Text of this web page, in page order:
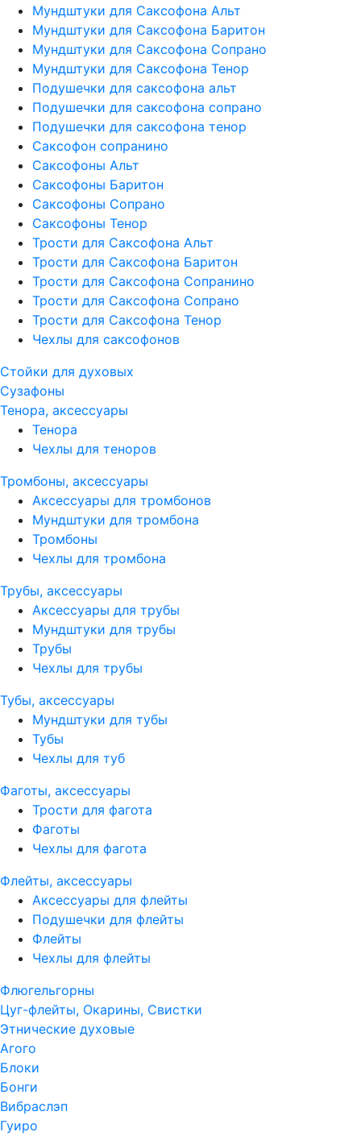
Мундштуки для Саксофона Альт
Мундштуки для Саксофона Баритон
Мундштуки для Саксофона Сопрано
Мундштуки для Саксофона Тенор
Подушечки для саксофона альт
Подушечки для саксофона сопрано
Подушечки для саксофона тенор
Саксофон сопранино
Саксофоны Альт
Саксофоны Баритон
Саксофоны Сопрано
Саксофоны Тенор
Трости для Саксофона Альт
Трости для Саксофона Баритон
Трости для Саксофона Сопранино
Трости для Саксофона Сопрано
Трости для Саксофона Тенор
Чехлы для саксофонов
Стойки для духовых
Сузафоны
Тенора, аксессуары
Тенора
Чехлы для теноров
Тромбоны, аксессуары
Аксессуары для тромбонов
Мундштуки для тромбона
Тромбоны
Чехлы для тромбона
Трубы, аксессуары
Аксессуары для трубы
Мундштуки для трубы
Трубы
Чехлы для трубы
Тубы, аксессуары
Мундштуки для тубы
Тубы
Чехлы для туб
Фаготы, аксессуары
Трости для фагота
Фаготы
Чехлы для фагота
Флейты, аксессуары
Аксессуары для флейты
Подушечки для флейты
Флейты
Чехлы для флейты
Флюгельгорны
Цуг-флейты, Окарины, Свистки
Этнические духовые
Агого
Блоки
Бонги
Вибраслэп
Гуиро